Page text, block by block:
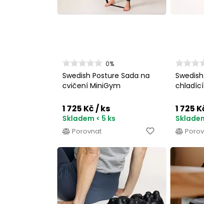
0%
Swedish Posture Sada na
cvičení MiniGym
1 725 Kč/ ks
Skladem < 5 ks
Porovnat
1 725